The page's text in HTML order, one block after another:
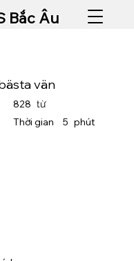
Bắc Âu
vän
từ
828
Thời gian
5 ​phút